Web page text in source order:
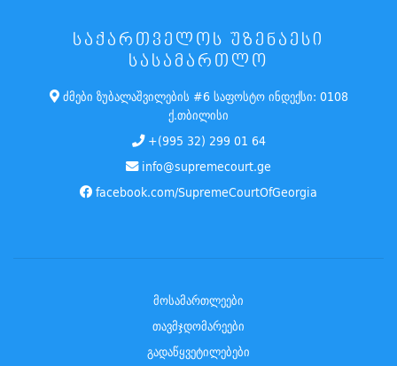
ᲡᲐᲥᲐᲠᲗᲕᲔᲚᲝᲡ ᲣᲖᲔᲜᲐᲔᲡᲘ
ᲡᲐᲡᲐᲛᲐᲠᲗᲚᲝ
ძმები ზუბალაშვილების #6 საფოსტო ინდექსი: 0108
ქ.თბილისი
+(995 32) 299 01 64
info@supremecourt.ge
facebook.com/SupremeCourtOfGeorgia
მოსამართლეები
თავმჯდომარეები
გადაწყვეტილებები